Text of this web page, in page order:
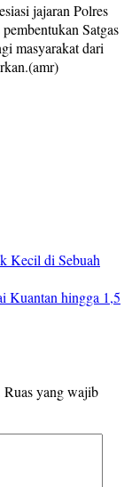
jajaran Polres
Satgas
masyarakat dari
Kecil di Sebuah
Kuantan hingga 1,5
Ruas yang wajib